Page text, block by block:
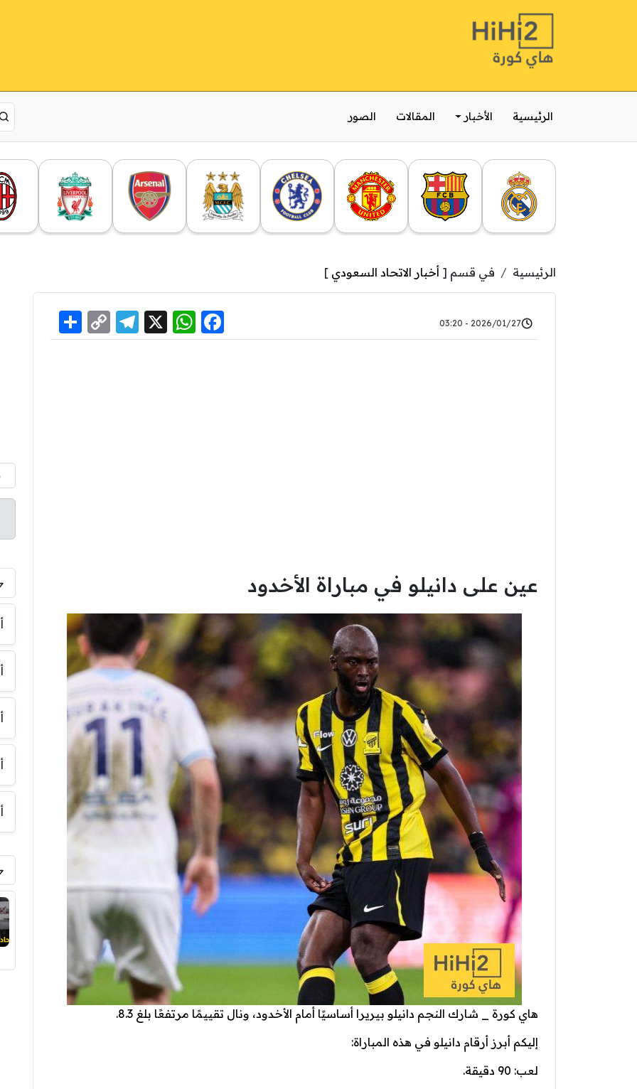
الرئيسية الأخبار المقالات الصور
الرئيسية في قسم [ أخبار الاتحاد السعودي ]
2026/01/27 - 03:20
Facebook
WhatsApp
X
Telegram
Copy
Link
عين على دانيلو في مباراة الأخدود
هاي كورة _ شارك النجم دانيلو بيريرا أساسيًا أمام الأخدود، ونال تقييمًا مرتفعًا بلغ 8.3.
إليكم أبرز أرقام دانيلو في هذه المباراة:
لعب: 90 دقيقة.